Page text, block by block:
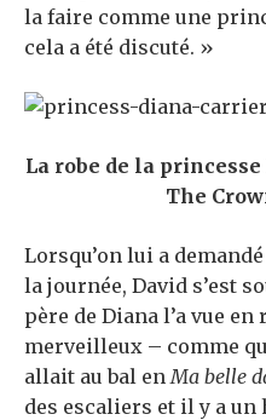
la faire comme une
cela a été discuté. »
La robe de la
The
Lorsqu’on lui a
la journée, David s’est
père de Diana l’a vue
merveilleux – comme
allait au bal en Ma belle
des escaliers et il y a